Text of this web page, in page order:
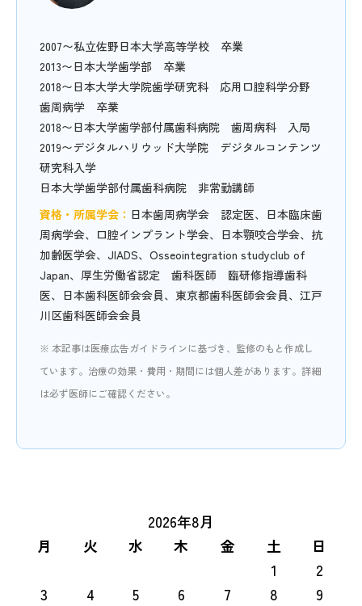
2007〜私立佐野日本大学高等学校 卒業
2013〜日本大学歯学部 卒業
2018〜日本大学大学院歯学研究科 応用口腔科学分野
歯周病学 卒業
2018〜日本大学歯学部付属歯科病院 歯周病科 入局
2019〜デジタルハリウッド大学院 デジタルコンテンツ
研究科入学
日本大学歯学部付属歯科病院 非常勤講師
資格・所属学会： 日本歯周病学会 認定医、日本臨床歯
周病学会、口腔インプラント学会、日本顎咬合学会、抗
加齢医学会、JIADS、Osseointegration studyclub of
Japan、厚生労働省認定 歯科医師 臨研修指導歯科
医、日本歯科医師会会員、東京都歯科医師会会員、江戸
川区歯科医師会会員
※ 本記事は医療広告ガイドラインに基づき、監修のもと作成し
ています。治療の効果・費用・期間には個人差があります。詳細
は必ず医師にご確認ください。
2026年8月
月
火 水 木 金 土
日
1
2
3
4 5 6 7 8
9